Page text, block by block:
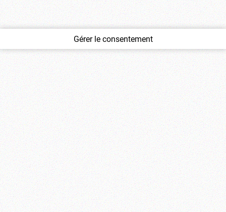
Gérer le consentement